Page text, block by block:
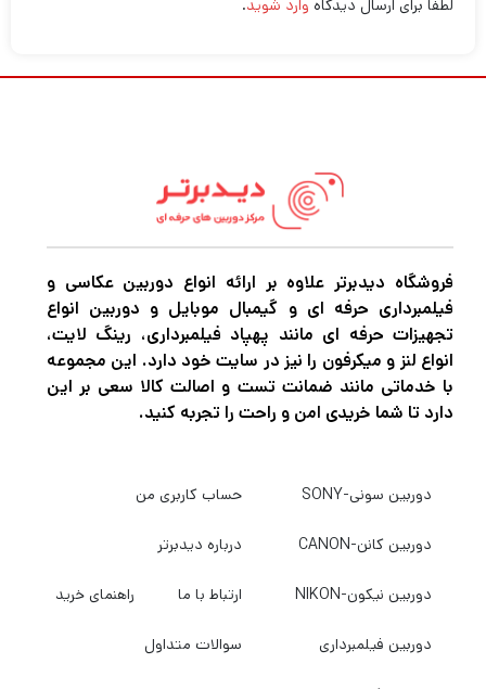
لطفا برای ارسال دیدگاه وارد شوید.
فروشگاه دیدبرتر علاوه بر ارائه انواع دوربین عکاسی و
فیلمبرداری حرفه ای و گیمبال موبایل و دوربین انواع
تجهیزات حرفه ای مانند پهپاد فیلمبرداری، رینگ لایت،
انواع لنز و میکرفون را نیز در سایت خود دارد. این مجموعه
با خدماتی مانند ضمانت تست و اصالت کالا سعی بر این
دارد تا شما خریدی امن و راحت را تجربه کنید.
دوربین سونی-SONY
دوربین کانن-CANON
دوربین نیکون-NIKON
دوربین فیلمبرداری
حساب کاربری من
درباره دیدبرتر
ارتباط با ما راهنمای خرید
سوالات متداول